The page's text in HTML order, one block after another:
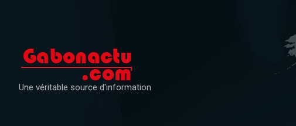
Une véritable source d'information